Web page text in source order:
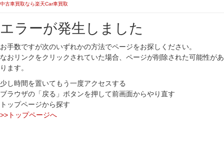
中古車買取なら楽天Car車買取
エラーが発生しました
お手数ですが次のいずれかの方法でページをお探しください。
なおリンクをクリックされていた場合、ページが削除された可能性があ
ります。
少し時間を置いてもう一度アクセスする
ブラウザの「戻る」ボタンを押して前画面からやり直す
トップページから探す
>>トップページへ